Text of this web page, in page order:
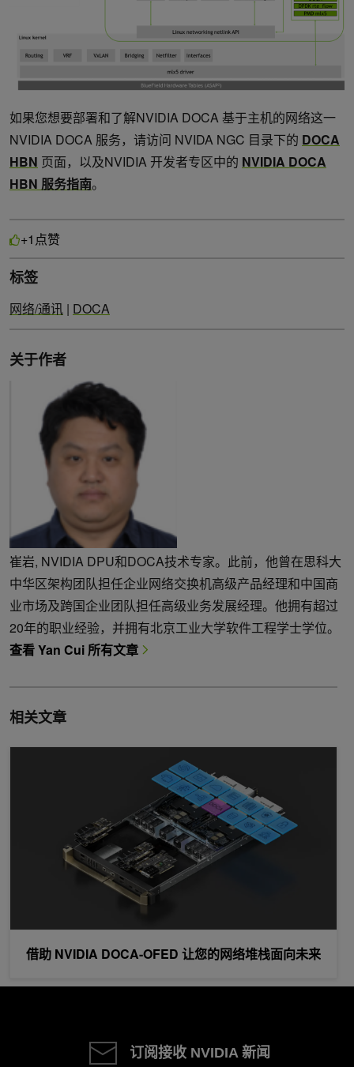
如果您想要部署和了解NVIDIA DOCA 基于主机的网络这一
NVIDIA DOCA 服务，请访问 NVIDA NGC 目录下的 DOCA
HBN 页面，以及NVIDIA 开发者专区中的 NVIDIA DOCA
HBN 服务指南。
+1 点赞
标签
网络/通讯 | DOCA
关于作者
崔岩, NVIDIA DPU和DOCA技术专家。此前，他曾在思科大
中华区架构团队担任企业网络交换机高级产品经理和中国商
业市场及跨国企业团队担任高级业务发展经理。他拥有超过
20年的职业经验，并拥有北京工业大学软件工程学士学位。
查看 Yan Cui 所有文章
相关文章
借助 NVIDIA DOCA-OFED 让您的网络堆栈面向未来
订阅接收 NVIDIA 新闻